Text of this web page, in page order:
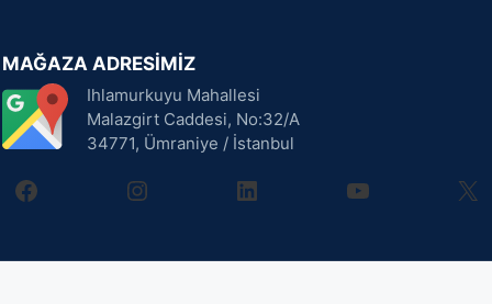
MAĞAZA ADRESİMİZ
Ihlamurkuyu Mahallesi
Malazgirt Caddesi, No:32/A
34771, Ümraniye / İstanbul
facebookinstagramlinkedin youtube X